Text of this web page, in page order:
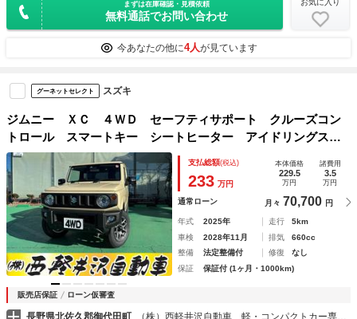
まずは在庫確認・見積依頼
無料通話でお問い合わせ
お気に入り
今あなたの他に4人が見ています
グーネットセレクト スズキ
ジムニー ＸＣ ４ＷＤ セーフティサポート クルーズコン
トロール スマートキー シートヒーター アイドリングスト
ップ エアコン パワステ パワーウィンドウ ＡＢＳ 修復
歴無し 走行距離５ｋｍ
支払総額(税込)
233 万円
本体価格
229.5
万円
諸費用
3.5
万円
通常ローン 月々 70,700 円
年式 2025年 走行
5km
車検
2028年11月 排気
660cc
整備
法定整備付 修復
なし
保証
保証付 (1ヶ月・1000km)
販売店保証 ローン仮審査